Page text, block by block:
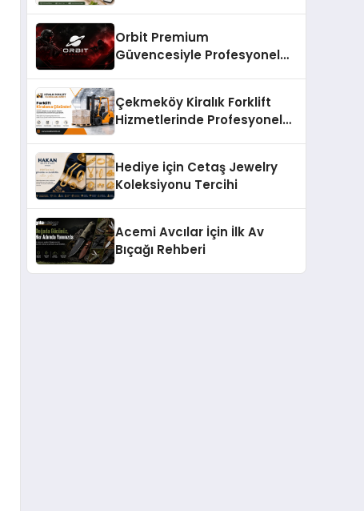
Orbit Premium
Güvencesiyle Profesyonel
Çekmeköy Kiralık Forklift
Hizmetlerinde Profesyonel
Hediye için Cetaş Jewelry
Koleksiyonu Tercihi
Acemi Avcılar İçin İlk Av
Bıçağı Rehberi